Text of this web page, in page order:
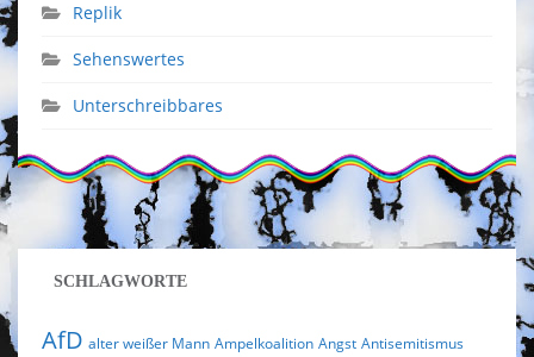
Replik
Sehenswertes
Unterschreibbares
SCHLAGWORTE
AfD alter weißer Mann Ampelkoalition Angst Antisemitismus